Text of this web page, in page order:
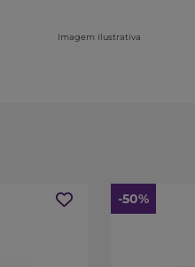
Imagem ilustrativa
-50%